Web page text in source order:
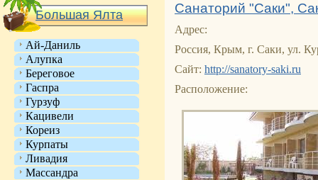
Большая Ялта
Ай-Даниль
Алупка
Береговое
Гаспра
Гурзуф
Кацивели
Кореиз
Курпаты
Ливадия
Массандра
Санаторий "Саки",
Адрес:
Россия, Крым, г. Саки, ул.
Сайт: http://sanatory-saki.ru
Расположение: